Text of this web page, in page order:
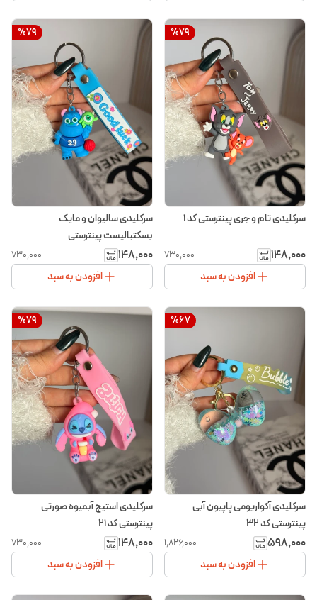
%79
سرکلیدی تام و جری پینترستی کد ۱
۱۴۸٬۰۰۰ ۷۳۰٬۰۰۰
افزودن به سبد
%79
سرکلیدی سالیوان و مایک
بسکتبالیست پینترستی
۱۴۸٬۰۰۰ ۷۳۰٬۰۰۰
افزودن به سبد
%67
سرکلیدی آکواریومی پاپیون آبی
پینترستی کد ۳۲
۵۹۸٬۰۰۰ ۱٬۸۲۶٬۰۰۰
افزودن به سبد
%79
سرکلیدی استیج آبمیوه صورتی
پینترستی کد ۲۱
۱۴۸٬۰۰۰ ۷۳۰٬۰۰۰
افزودن به سبد